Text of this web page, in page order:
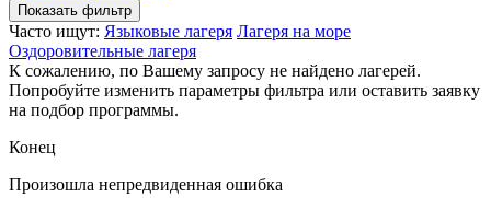
Показать фильтр
Часто ищут: Языковые лагеря Лагеря на море
Оздоровительные лагеря
К сожалению, по Вашему запросу не найдено лагерей.
Попробуйте изменить параметры фильтра или оставить заявку
на подбор программы.
Конец
Произошла непредвиденная ошибка